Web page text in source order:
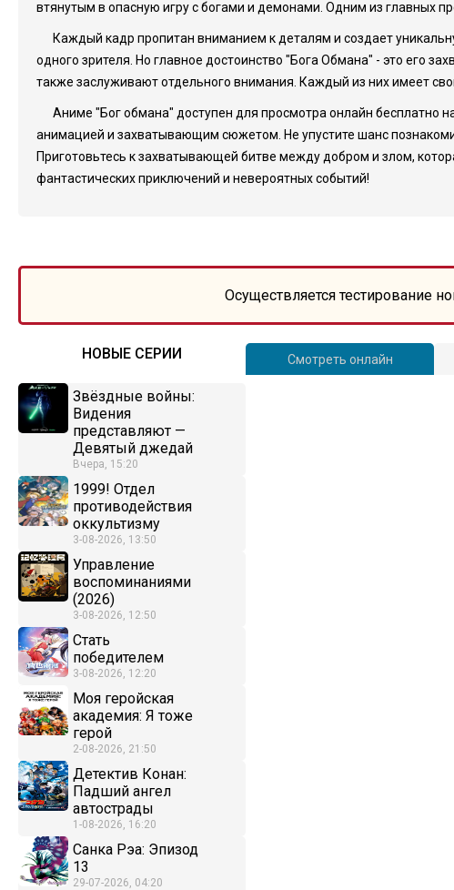
втянутым в опасную игру с богами и демонами. Одним из главных
Каждый кадр пропитан вниманием к деталям и создает
одного зрителя. Но главное достоинство "Бога Обмана" - это его
также заслуживают отдельного внимания. Каждый из них имеет
Аниме "Бог обмана" доступен для просмотра онлайн бесплатно
анимацией и захватывающим сюжетом. Не упустите шанс
Приготовьтесь к захватывающей битве между добром и злом,
фантастических приключений и невероятных событий!
Осуществляется тестирование
НОВЫЕ СЕРИИ
Звёздные войны:
Видения
представляют —
Девятый джедай
Вчера, 15:20
1999! Отдел
противодействия
оккультизму
3-08-2026, 13:50
Управление
воспоминаниями
(2026)
3-08-2026, 12:50
Стать
победителем
3-08-2026, 12:20
Моя геройская
академия: Я тоже
герой
2-08-2026, 21:50
Детектив Конан:
Падший ангел
автострады
1-08-2026, 16:20
Санка Рэа: Эпизод
13
29-07-2026, 04:20
Смотреть онлайн